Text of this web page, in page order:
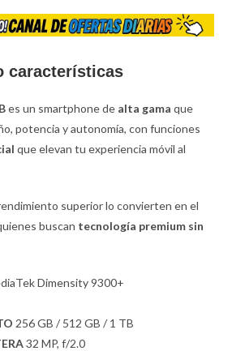
características
es un smartphone de alta gama que
potencia y autonomía, con funciones
que elevan tu experiencia móvil al
superior lo convierten en el
buscan tecnología premium sin
Dimensity 9300+
256 GB / 512 GB / 1 TB
32 MP, f/2.0